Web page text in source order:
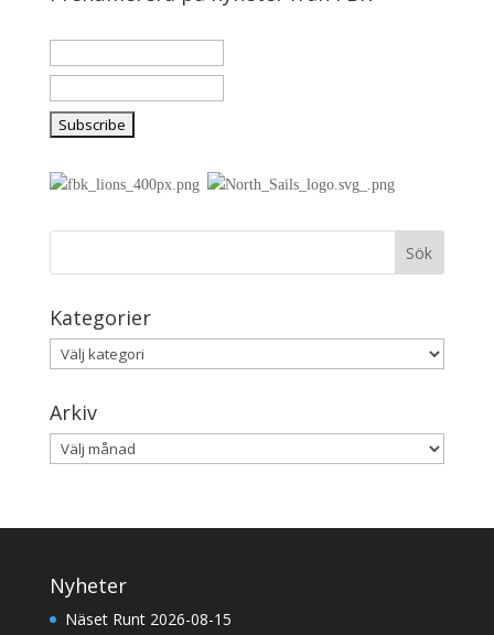
Kategorier
Kategorier
Arkiv
Arkiv
Nyheter
Näset Runt 2026-08-15